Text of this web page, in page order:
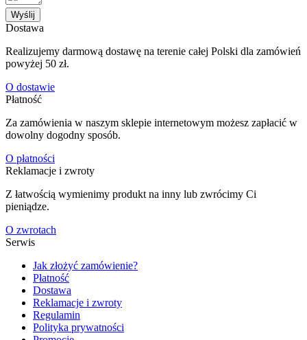
Wyślij
Dostawa
Realizujemy darmową dostawę na terenie całej Polski dla zamówień
powyżej 50 zł.
O dostawie
Płatność
Za zamówienia w naszym sklepie internetowym możesz zapłacić w
dowolny dogodny sposób.
O płatności
Reklamacje i zwroty
Z łatwością wymienimy produkt na inny lub zwrócimy Ci
pieniądze.
O zwrotach
Serwis
Jak złożyć zamówienie?
Płatność
Dostawa
Reklamacje i zwroty
Regulamin
Polityka prywatności